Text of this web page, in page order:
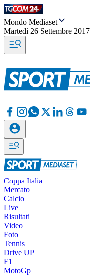
Mondo Mediaset
Martedì 26 Settembre 2017
Coppa Italia
Mercato
Calcio
Live
Risultati
Video
Foto
Tennis
Drive UP
F1
MotoGp